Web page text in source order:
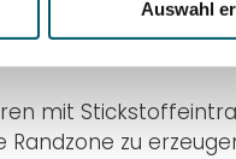
Auswahl
mit
zu